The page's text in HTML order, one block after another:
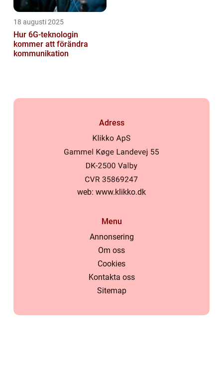
18 augusti 2025
Hur 6G-teknologin
kommer att förändra
kommunikation
Adress
web: www.klikko.dk
Menu
Annonsering
Om oss
Cookies
Kontakta oss
Sitemap